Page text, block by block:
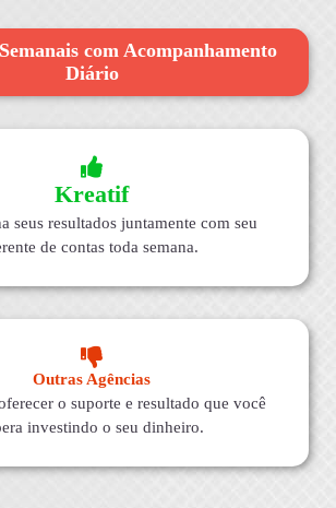
com Acompanhamento
Diário
Kreatif
seus resultados juntamente com seu
de contas toda semana.
Outras Agências
o suporte e resultado que você
investindo o seu dinheiro.